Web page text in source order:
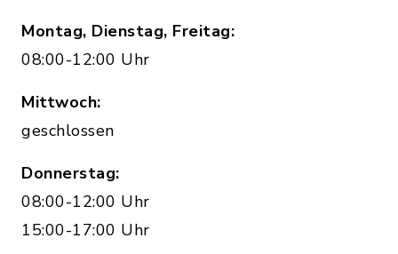
Montag, Dienstag, Freitag:
08:00-12:00 Uhr
Mittwoch:
geschlossen
Donnerstag:
08:00-12:00 Uhr
15:00-17:00 Uhr